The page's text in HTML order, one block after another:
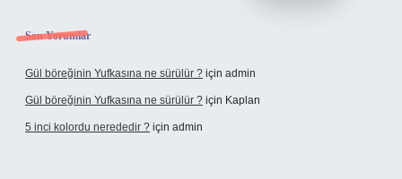
Son Yorumlar
Gül böreğinin Yufkasına ne sürülür ? için admin
Gül böreğinin Yufkasına ne sürülür ? için Kaplan
5 inci kolordu nerededir ? için admin